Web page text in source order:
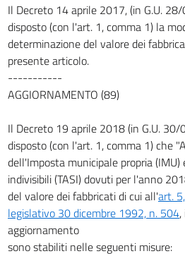
Il Decreto 14 aprile 2017, (in G.U.
disposto (con l'art. 1, comma 1) la
determinazione del valore dei
presente articolo.
-----------
AGGIORNAMENTO (89)
Il Decreto 19 aprile 2018 (in G.U.
disposto (con l'art. 1, comma 1) che
dell'Imposta municipale propria (IMU)
indivisibili (TASI) dovuti per l'anno
del valore dei fabbricati di cui all'art.
legislativo 30 dicembre 1992, n. 504,
aggiornamento
sono stabiliti nelle seguenti misure: